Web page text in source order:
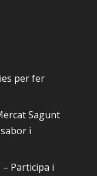
per fer
Sagunt
i
– Participa i